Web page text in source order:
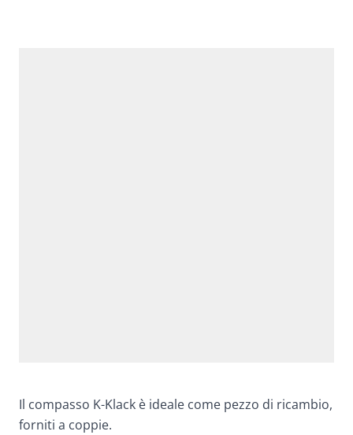
Il compasso K-Klack è ideale come pezzo di ricambio,
forniti a coppie.